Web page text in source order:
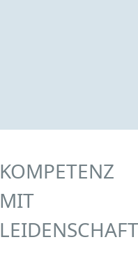
KOMPETENZ
MIT
LEIDENSCHAFT